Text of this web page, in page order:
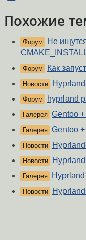
Похожие
Форум
Не
Форум Как
Новости
Форум hyprland
Галерея Gentoo
Галерея Gentoo
Новости
Новости
Галерея
Новости